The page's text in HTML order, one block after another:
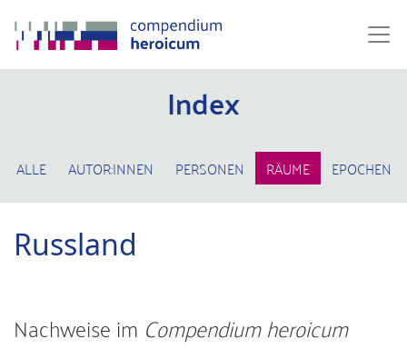
Index
ALLE AUTOR:INNEN PERSONEN RÄUME EPOCHEN
Russland
Nachweise im Compendium heroicum